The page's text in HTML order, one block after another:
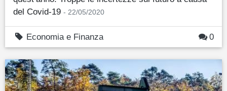
del Covid-19 - 22/05/2020
Economia e Finanza 0